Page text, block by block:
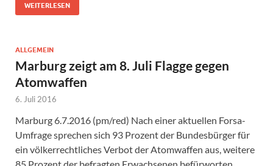
WEITERLESEN
ALLGEMEIN
Marburg zeigt am 8. Juli Flagge gegen
Atomwaffen
6. Juli 2016
Marburg 6.7.2016 (pm/red) Nach einer aktuellen Forsa-
Umfrage sprechen sich 93 Prozent der Bundesbürger für
ein völkerrechtliches Verbot der Atomwaffen aus, weitere
85 Prozent der befragten Erwachsenen befürworten